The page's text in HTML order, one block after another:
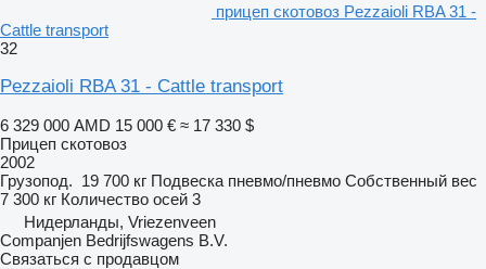
прицеп скотовоз Pezzaioli RBA 31 -
Cattle transport
32
Pezzaioli RBA 31 - Cattle transport
6 329 000 AMD 15 000 € ≈ 17 330 $
Прицеп скотовоз
2002
Грузопод. 19 700 кг Подвеска пневмо/пневмо Собственный вес
7 300 кг Количество осей 3
Нидерланды, Vriezenveen
Companjen Bedrijfswagens B.V.
Связаться с продавцом